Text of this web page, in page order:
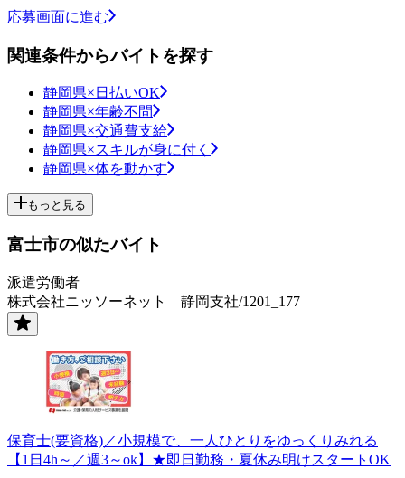
応募画面に進む
関連条件からバイトを探す
静岡県×日払いOK
静岡県×年齢不問
静岡県×交通費支給
静岡県×スキルが身に付く
静岡県×体を動かす
もっと見る
富士市の似たバイト
派遣労働者
株式会社ニッソーネット 静岡支社/1201_177
保育士(要資格)／小規模で、一人ひとりをゆっくりみれる
【1日4h～／週3～ok】★即日勤務・夏休み明けスタートOK